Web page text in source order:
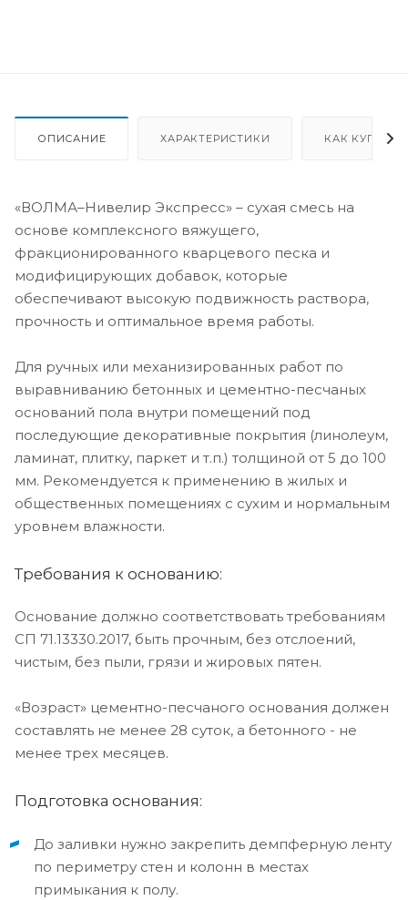
ОПИСАНИЕ ХАРАКТЕРИСТИКИ КАК КУПИТЬ
«ВОЛМА–Нивелир Экспресс» – сухая смесь на
основе комплексного вяжущего,
фракционированного кварцевого песка и
модифицирующих добавок, которые
обеспечивают высокую подвижность раствора,
прочность и оптимальное время работы.
Для ручных или механизированных работ по
выравниванию бетонных и цементно-песчаных
оснований пола внутри помещений под
последующие декоративные покрытия (линолеум,
ламинат, плитку, паркет и т.п.) толщиной от 5 до 100
мм. Рекомендуется к применению в жилых и
общественных помещениях с сухим и нормальным
уровнем влажности.
Требования к основанию:
Основание должно соответствовать требованиям
СП 71.13330.2017, быть прочным, без отслоений,
чистым, без пыли, грязи и жировых пятен.
«Возраст» цементно-песчаного основания должен
составлять не менее 28 суток, а бетонного - не
менее трех месяцев.
Подготовка основания:
До заливки нужно закрепить демпферную ленту
по периметру стен и колонн в местах
примыкания к полу.